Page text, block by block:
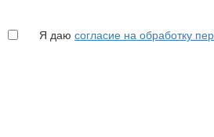
Я даю согласие на обработку